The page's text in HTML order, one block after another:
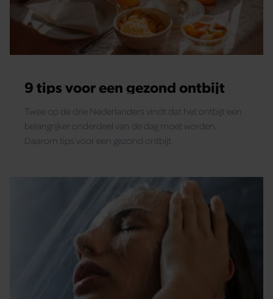
9 tips voor een gezond ontbijt
Twee op de drie Nederlanders vindt dat het ontbijt een
belangrijker onderdeel van de dag moet worden.
Daarom tips voor een gezond ontbijt.